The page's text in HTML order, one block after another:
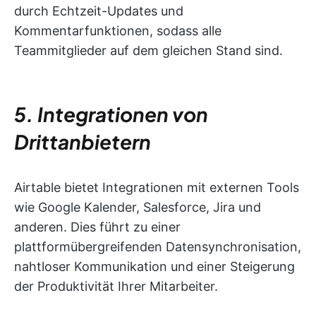
durch Echtzeit-Updates und
Kommentarfunktionen, sodass alle
Teammitglieder auf dem gleichen Stand sind.
5. Integrationen von
Drittanbietern
Airtable bietet Integrationen mit externen Tools
wie Google Kalender, Salesforce, Jira und
anderen. Dies führt zu einer
plattformübergreifenden Datensynchronisation,
nahtloser Kommunikation und einer Steigerung
der Produktivität Ihrer Mitarbeiter.